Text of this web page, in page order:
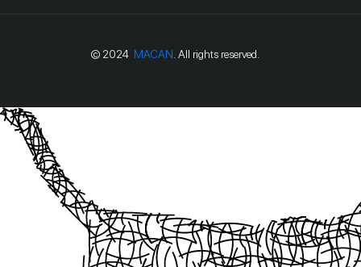
© 2024 MACAN . All rights reserved.